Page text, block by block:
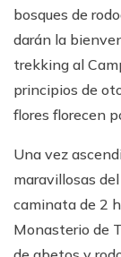
bosques de
darán la
trekking al
principios de
flores florecen
Una vez
maravillosas
caminata de 2
Monasterio de